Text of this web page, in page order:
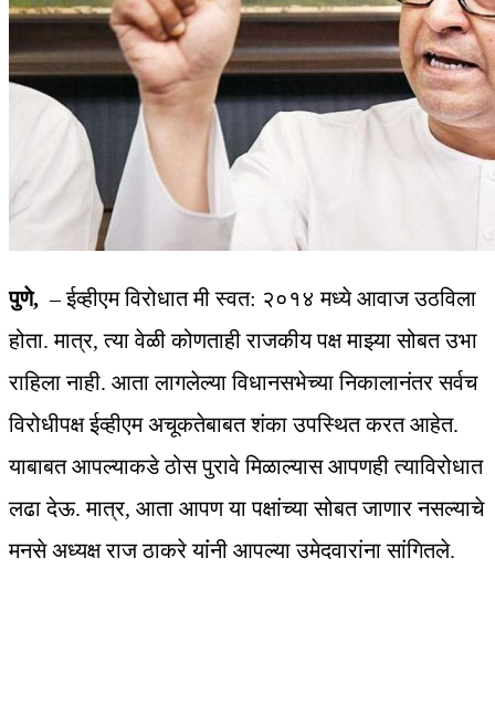
पुणे, – ईव्हीएम विरोधात मी स्वत: २०१४ मध्ये आवाज उठविला
होता. मात्र, त्या वेळी कोणताही राजकीय पक्ष माझ्या सोबत उभा
राहिला नाही. आता लागलेल्या विधानसभेच्या निकालानंतर सर्वच
विरोधीपक्ष ईव्हीएम अचूकतेबाबत शंका उपस्थित करत आहेत.
याबाबत आपल्याकडे ठोस पुरावे मिळाल्यास आपणही त्याविरोधात
लढा देऊ. मात्र, आता आपण या पक्षांच्या सोबत जाणार नसल्याचे
मनसे अध्यक्ष राज ठाकरे यांंनी आपल्या उमेदवारांना सांगितले.